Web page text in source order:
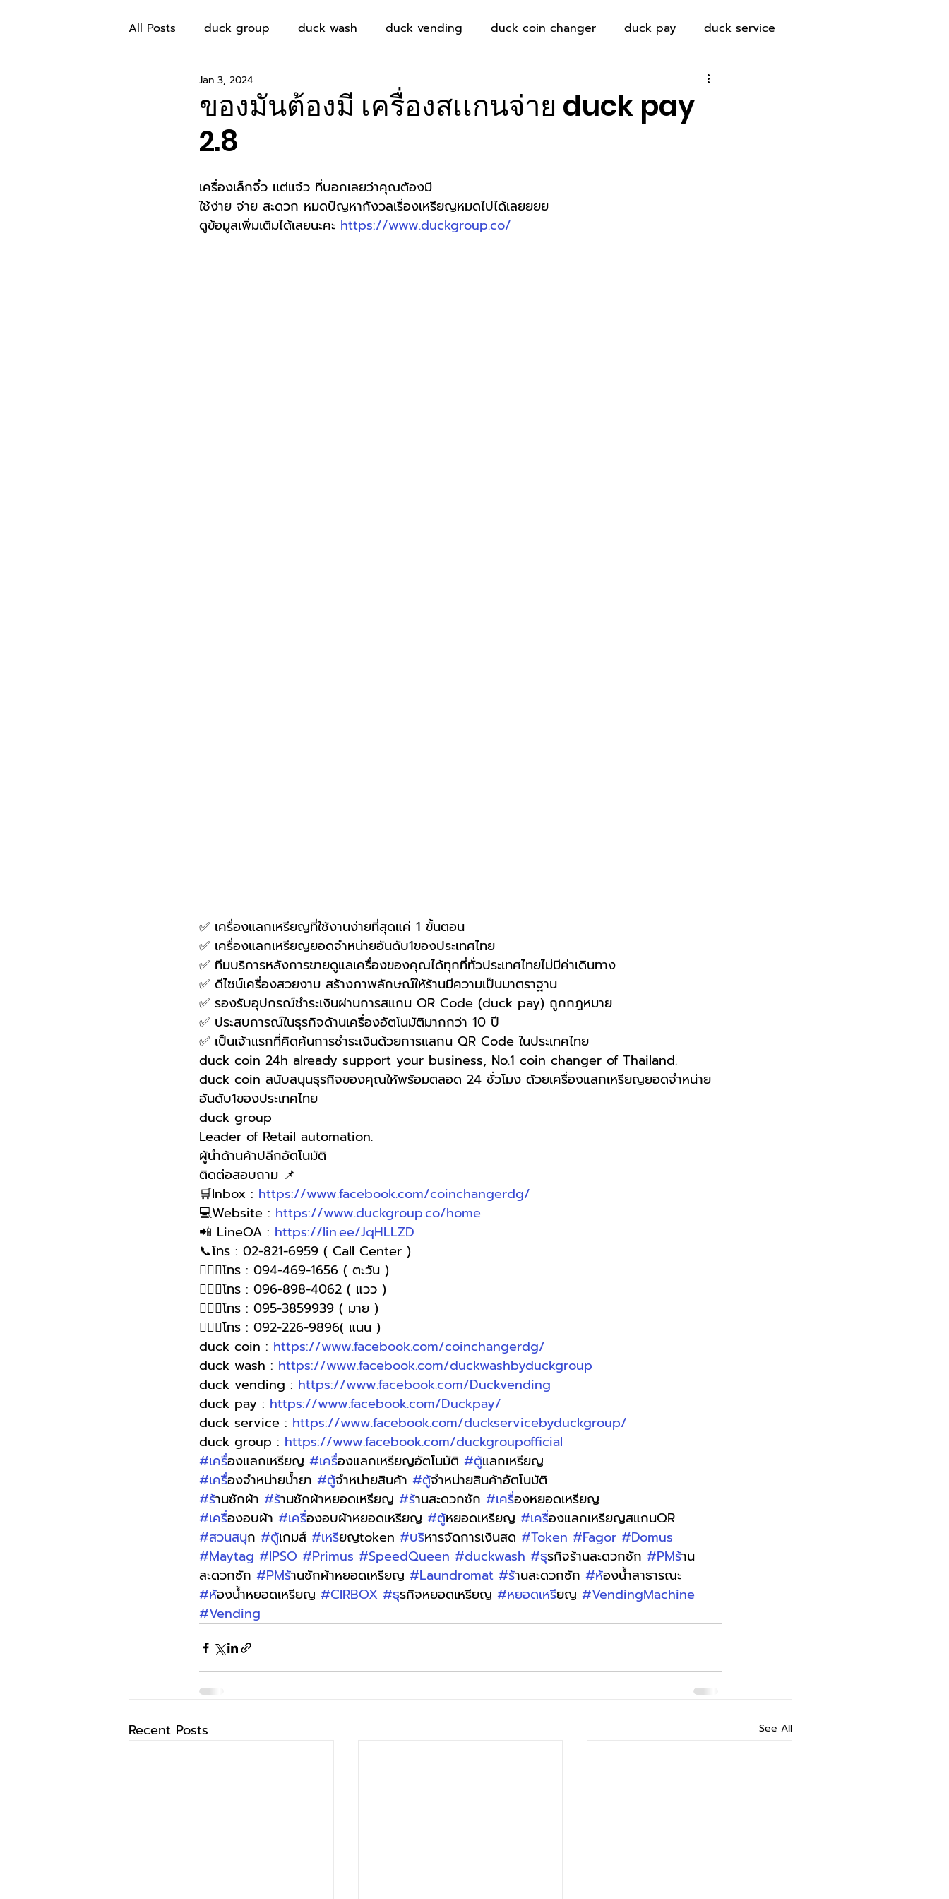
All Posts duck group duck wash duck vending duck coin changer duck pay duck service
ของมันต้องมี เครื่องสเเกนจ่าย duck pay
2.8
Jan 3, 2024
เครื่องเล็กจิ๋ว เเต่เเจ๋ว ที่บอกเลยว่าคุณต้องมี
ใช้ง่าย จ่าย สะดวก หมดปัญหากังวลเรื่องเหรียญหมดไปได้เลยยยย
ดูข้อมูลเพิ่มเติมได้เลยนะคะ https://www.duckgroup.co/
✅ เครื่องแลกเหรียญที่ใช้งานง่ายที่สุดแค่ 1 ขั้นตอน
✅ เครื่องแลกเหรียญยอดจำหน่ายอันดับ1ของประเทศไทย
✅ ทีมบริการหลังการขายดูแลเครื่องของคุณได้ทุกที่ทั่วประเทศไทยไม่มีค่าเดินทาง
✅ ดีไซน์เครื่องสวยงาม สร้างภาพลักษณ์ให้ร้านมีความเป็นมาตราฐาน
✅ รองรับอุปกรณ์ชำระเงินผ่านการสแกน QR Code (duck pay) ถูกกฎหมาย
✅ ประสบการณ์ในธุรกิจด้านเครื่องอัตโนมัติมากกว่า 10 ปี
✅ เป็นเจ้าเเรกที่คิดค้นการชำระเงินด้วยการแสกน QR Code ในประเทศไทย
duck coin 24h already support your business, No.1 coin changer of Thailand.
duck coin สนับสนุนธุรกิจของคุณให้พร้อมตลอด 24 ชั่วโมง ด้วยเครื่องแลกเหรียญยอดจำหน่าย
อันดับ1ของประเทศไทย
duck group
Leader of Retail automation.
ผู้นำด้านค้าปลีกอัตโนมัติ
ติดต่อสอบถาม 📌
🛒Inbox : https://www.facebook.com/coinchangerdg/
💻Website : https://www.duckgroup.co/home
📲 LineOA : https://lin.ee/JqHLLZD
📞โทร : 02-821-6959 ( Call Center )
🙋🏻‍♀โทร : 094-469-1656 ( ตะวัน )
🙋🏻‍♀โทร : 096-898-4062 ( แวว )
🙋🏻‍♀️โทร : 095-3859939 ( มาย )
🙋🏻‍♀️โทร : 092-226-9896( แนน )
duck coin : https://www.facebook.com/coinchangerdg/
duck wash : https://www.facebook.com/duckwashbyduckgroup
duck vending : https://www.facebook.com/Duckvending
duck pay : https://www.facebook.com/Duckpay/
duck service : https://www.facebook.com/duckservicebyduckgroup/
duck group : https://www.facebook.com/duckgroupofficial
#เครื่องแลกเหรียญ #เครื่องแลกเหรียญอัตโนมัติ #ตู้แลกเหรียญ
#เครื่องจำหน่ายน้ำยา #ตู้จำหน่ายสินค้า #ตู้จำหน่ายสินค้าอัตโนมัติ
#ร้านซักผ้า #ร้านซักผ้าหยอดเหรียญ #ร้านสะดวกซัก #เครื่องหยอดเหรียญ
#เครื่องอบผ้า #เครื่องอบผ้าหยอดเหรียญ #ตู้หยอดเหรียญ #เครื่องแลกเหรียญสแกนQR
#สวนสนุก #ตู้เกมส์ #เหรียญtoken #บริหารจัดการเงินสด #Token #Fagor #Domus
#Maytag #IPSO #Primus #SpeedQueen #duckwash #ธุรกิจร้านสะดวกซัก #PMร้าน
สะดวกซัก #PMร้านซักผ้าหยอดเหรียญ #Laundromat #ร้านสะดวกซัก #ห้องน้ำสาธารณะ
#ห้องน้ำหยอดเหรียญ #CIRBOX #ธุรกิจหยอดเหรียญ #หยอดเหรียญ #VendingMachine
#Vending
Recent Posts See All